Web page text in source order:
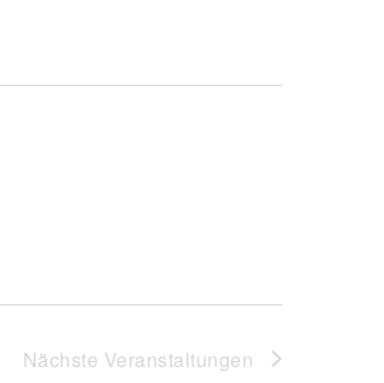
Nächste Veranstaltungen